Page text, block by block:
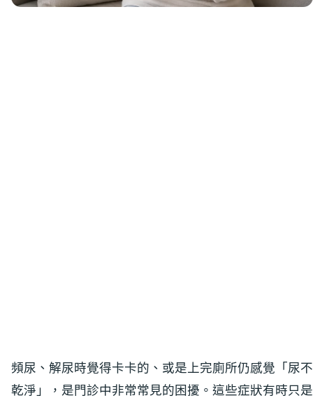
頻尿、解尿時覺得卡卡的、或是上完廁所仍感覺「尿不
乾淨」，是門診中非常常見的困擾。這些症狀有時只是